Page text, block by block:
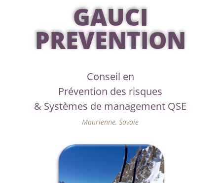
GAUCI
PREVENTION
Conseil en
Prévention des risques
& Systèmes de management QSE
Maurienne, Savoie